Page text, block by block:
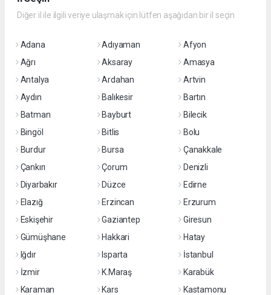
Diğer il ile ilgili veriye ulaşmak için lütfen aşağıdan bir il seçin
Adana Adıyaman
Afyon
Ağrı
Aksaray
Amasya
Antalya
Ardahan
Artvin
Aydın
Balıkesir
Bartın
Batman
Bayburt
Bilecik
Bingöl
Bitlis
Bolu
Burdur
Bursa
Çanakkale
Çankırı
Çorum
Denizli
Diyarbakır
Düzce
Edirne
Elazığ
Erzincan
Erzurum
Eskişehir
Gaziantep
Giresun
Gümüşhane
Hakkari
Hatay
Iğdır
Isparta
İstanbul
İzmir
K.Maraş
Karabük
Karaman
Kars
Kastamonu